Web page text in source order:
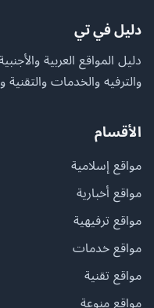
دليل في تي
دليل المواقع العربية
والترفيه والخدمات والتقنية
الأقسام
مواقع إسلامية
مواقع أخبارية
مواقع ترفيهية
مواقع خدمات
مواقع تقنية
مواقع منوعة